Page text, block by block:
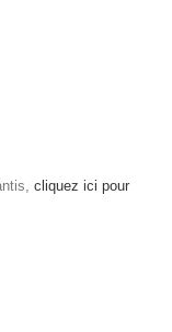
cliquez ici pour